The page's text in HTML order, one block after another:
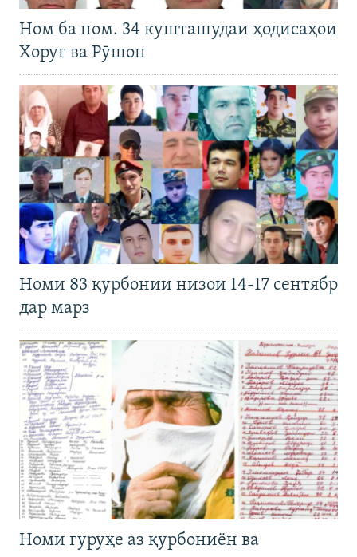
Ном ба ном. 34 кушташудаи ҳодисаҳои
Хоруғ ва Рӯшон
Номи 83 қурбонии низои 14-17 сентябр
дар марз
Номи гуруҳе аз қурбониён ва